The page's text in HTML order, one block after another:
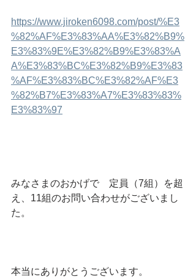
https://www.jiroken6098.com/post/%E3
%82%AF%E3%83%AA%E3%82%B9%
E3%83%9E%E3%82%B9%E3%83%A
A%E3%83%BC%E3%82%B9%E3%83
%AF%E3%83%BC%E3%82%AF%E3
%82%B7%E3%83%A7%E3%83%83%
E3%83%97
みなさまのおかげで　定員（7組）を超
え、11組のお問い合わせがございまし
た。
本当にありがとうございます。